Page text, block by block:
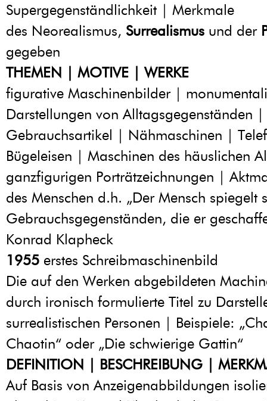
Supergegenständlichkeit | Merkmale
des Neorealismus, Surrealismus und der
gegeben
THEMEN | MOTIVE | WERKE
figurative Maschinenbilder |
Darstellungen von Alltagsgegenständen |
Gebrauchsartikel | Nähmaschinen |
Bügeleisen | Maschinen des häuslichen
ganzfigurigen Porträtzeichnungen |
des Menschen d.h. „Der Mensch spiegelt
Gebrauchsgegenständen, die er
Konrad Klapheck
1955 erstes Schreibmaschinenbild
Die auf den Werken abgebildeten
durch ironisch formulierte Titel zu
surrealistischen Personen | Beispiele:
Chaotin“ oder „Die schwierige Gattin“
DEFINITION | BESCHREIBUNG |
Auf Basis von Anzeigenabbildungen